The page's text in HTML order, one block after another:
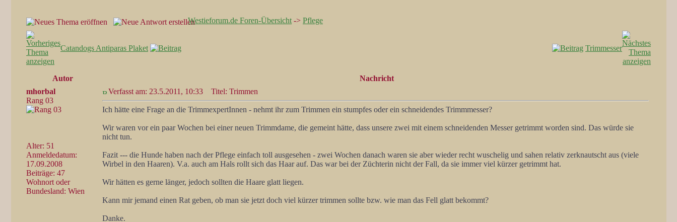
Westieforum.de Foren-Übersicht -> Pflege
Catandogs Antiparas Plaket Trimmesser
Autor
Nachricht
mhorbal
Rang 03
Alter: 51
Anmeldedatum:
17.09.2008
Beiträge: 47
Wohnort oder
Bundesland: Wien
Verfasst am: 23.5.2011, 10:33 Titel: Trimmen
Ich hätte eine Frage an die TrimmexpertInnen - nehmt ihr zum Trimmen ein stumpfes oder ein schneidendes Trimmmesser?
Wir waren vor ein paar Wochen bei einer neuen Trimmdame, die gemeint hätte, dass unsere zwei mit einem schneidenden Messer getrimmt worden sind. Das würde sie
nicht tun.
Fazit --- die Hunde haben nach der Pflege einfach toll ausgesehen - zwei Wochen danach waren sie aber wieder recht wuschelig und sahen relativ zerknautscht aus (viele
Wirbel in den Haaren). V.a. auch am Hals rollt sich das Haar auf. Das war bei der Züchterin nicht der Fall, da sie immer viel kürzer getrimmt hat.
Wir hätten es gerne länger, jedoch sollten die Haare glatt liegen.
Kann mir jemand einen Rat geben, ob man sie jetzt doch viel kürzer trimmen sollte bzw. wie man das Fell glatt bekommt?
Danke.